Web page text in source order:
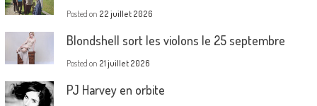
Posted on 22 juillet 2026
Blondshell sort les violons le 25 septembre
Posted on 21 juillet 2026
PJ Harvey en orbite